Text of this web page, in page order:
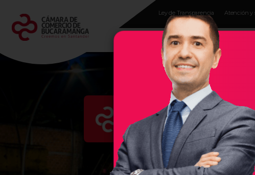
Ley de Transparencia Atención y
Programas para
empresarios
Eventos
En la Cámara de Comercio de
región, por ello, les damos todas
empresas exitosas, sea un sello